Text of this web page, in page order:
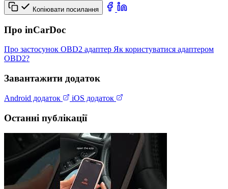
Копіювати посилання
Про inCarDoc
Про застосунок OBD2 адаптер Як користуватися адаптером
OBD2?
Завантажити додаток
Android додаток iOS додаток
Останні публікації